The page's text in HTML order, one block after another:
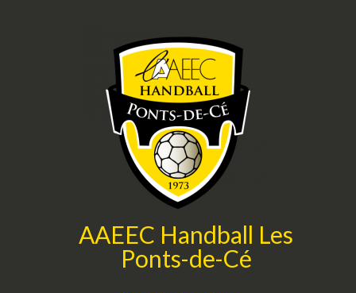
AAEEC Handball Les
Ponts-de-Cé